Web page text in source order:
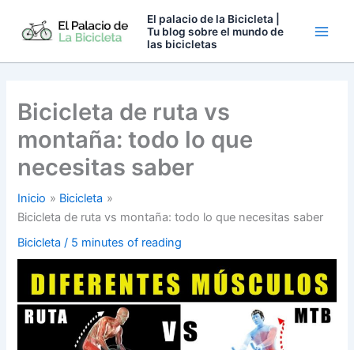
El palacio de la Bicicleta |
Tu blog sobre el mundo de
las bicicletas
Bicicleta de ruta vs
montaña: todo lo que
necesitas saber
Inicio
Bicicleta
Bicicleta de ruta vs montaña: todo lo que necesitas saber
Bicicleta / 5 minutes of reading